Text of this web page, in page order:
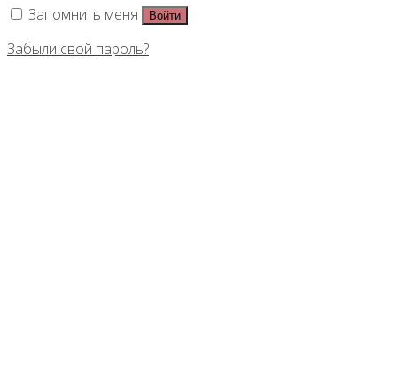
Запомнить меня
Войти
Забыли свой пароль?